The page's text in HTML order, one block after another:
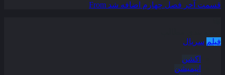
قسمت آخر فصل چهارم اضافه شد From
فیلم سریال
اکشن
انیمیشن